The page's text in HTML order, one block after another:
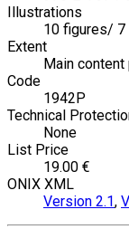
Illustrations
10 figures/
Extent
Main
Code
1942P
Technical
None
List Price
19.00 €
ONIX XML
Version 2.1,